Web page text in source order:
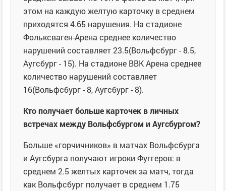
этом на каждую желтую карточку в среднем
приходятся 4.65 нарушения. На стадионе
Фольксваген-Арена среднее количество
нарушений составляет 23.5(Вольфсбург - 8.5,
Аугсбург - 15). На стадионе ВВК Арена среднее
количество нарушений составляет
16(Вольфсбург - 8, Аугсбург - 8).
Кто получает больше карточек в личных
встречах между Вольфсбургом и Аугсбургом?
Больше «горчичников» в матчах Вольфсбурга
и Аугсбурга получают игроки Фуггеров: в
среднем 2.5 желтых карточек за матч, тогда
как Вольфсбург получает в среднем 1.75